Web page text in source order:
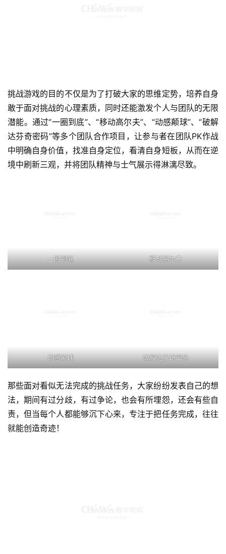
挑战游戏的目的不仅是为了打破大家的思维定势，培养自身
敢于面对挑战的心理素质，同时还能激发个人与团队的无限
潜能。通过“一圈到底”、“移动高尔夫”、“动感颠球”、“破解
达芬奇密码”等多个团队合作项目，让参与者在团队PK作战
中明确自身价值，找准自身定位，看清自身短板，从而在逆
境中刷新三观，并将团队精神与士气展示得淋漓尽致。
那些面对看似无法完成的挑战任务，大家纷纷发表自己的想
法，期间有过分歧，有过争论，也会有所埋怨，还会有些自
责，但当每个人都能够沉下心来，专注于把任务完成，往往